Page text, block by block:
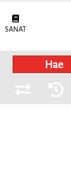
SANAT
Hae